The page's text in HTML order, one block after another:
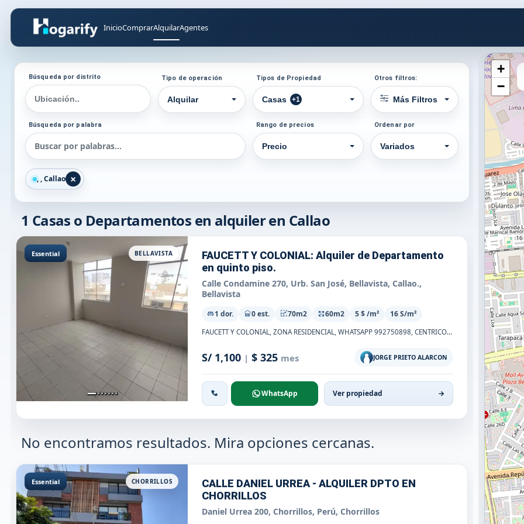
InicioComprarAlquilarAgentes
+
−
Búsqueda por distrito Tipo de operación
Alquilar
Tipos de Propiedad
Casas +1
Otros filtros:
Más Filtros
Búsqueda por palabra Rango de precios
Precio
Ordenar por
Variados
, , Callao ×
1 Casas o Departamentos en alquiler en Callao
Essential BELLAVISTA
FAUCETT Y COLONIAL: Alquiler de Departamento
en quinto piso.
Calle Condamine 270, Urb. San José, Bellavista, Callao.,
Bellavista
1 dor. 0 est. 70m2 60m2 5 $ /m² 16 S/m²
FAUCETT Y COLONIAL, ZONA RESIDENCIAL, WHATSAPP 992750898, CENTRICO, CERCA A ZONAS COMERCIALES, BANCOS, COLEGIOS, CERCA A PARQUES Y JARDINES, ES LA ZON...
S/ 1,100 | $ 325 mes ◉ JORGE PRIETO ALARCON
WhatsApp Ver propiedad →
No encontramos resultados. Mira opciones cercanas.
Essential CHORRILLOS
CALLE DANIEL URREA - ALQUILER DPTO EN
CHORRILLOS
Daniel Urrea 200, Chorrillos, Perú, Chorrillos